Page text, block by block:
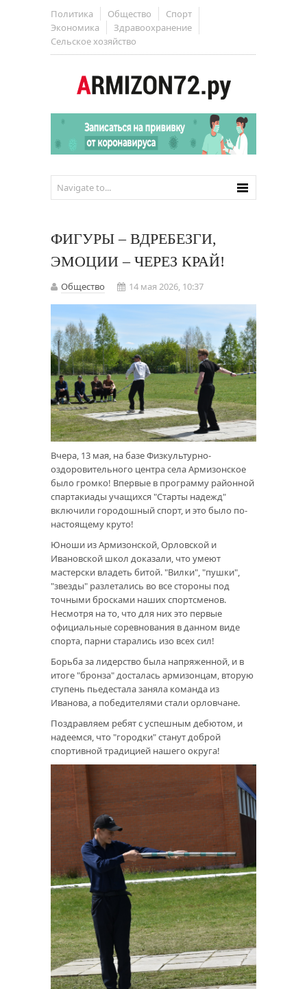
Политика Общество
Спорт
Экономика
Здравоохранение
Сельское хозяйство
ФИГУРЫ – ВДРЕБЕЗГИ,
ЭМОЦИИ – ЧЕРЕЗ КРАЙ!
Общество 14 мая 2026, 10:37
Вчера, 13 мая, на базе Физкультурно-
оздоровительного центра села Армизонское
было громко! Впервые в программу районной
спартакиады учащихся "Старты надежд"
включили городошный спорт, и это было по-
настоящему круто!
Юноши из Армизонской, Орловской и
Ивановской школ доказали, что умеют
мастерски владеть битой. "Вилки", "пушки",
"звезды" разлетались во все стороны под
точными бросками наших спортсменов.
Несмотря на то, что для них это первые
официальные соревнования в данном виде
спорта, парни старались изо всех сил!
Борьба за лидерство была напряженной, и в
итоге "бронза" досталась армизонцам, вторую
ступень пьедестала заняла команда из
Иванова, а победителями стали орловчане.
Поздравляем ребят с успешным дебютом, и
надеемся, что "городки" станут доброй
спортивной традицией нашего округа!